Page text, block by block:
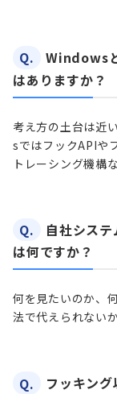
Q.
Windows
はありますか？
考え方の土台は近
sではフックAPIや
トレーシング機構
Q.
自社シス
は何ですか？
何を見たいのか、
法で代えられない
Q.
フッキン